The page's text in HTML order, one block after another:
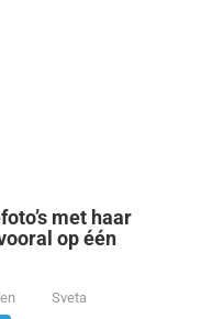
met haar
op één
Sveta